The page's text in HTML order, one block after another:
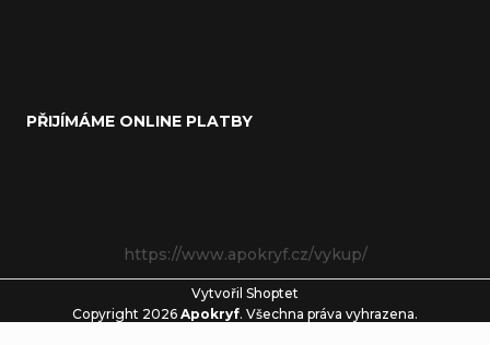
PŘIJÍMÁME ONLINE PLATBY
https://www.apokryf.cz/vykup/
Vytvořil Shoptet
Copyright 2026 Apokryf. Všechna práva vyhrazena.